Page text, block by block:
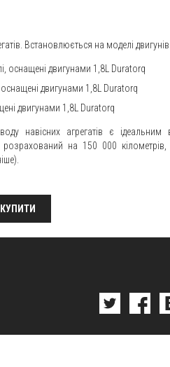
Встановлюється на моделі
оснащені двигунами 1,8L Duratorq
двигунами 1,8L Duratorq
двигунами 1,8L Duratorq
навісних агрегатів є
розрахований на 150 000
КУПИТИ